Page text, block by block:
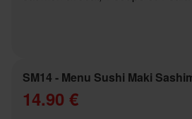
SM14 - Menu Sushi Maki
14.90 €